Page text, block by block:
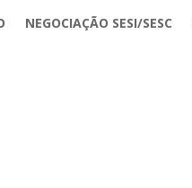
NEGOCIAÇÃO SESI/SESC